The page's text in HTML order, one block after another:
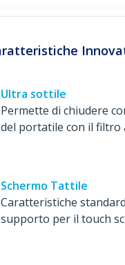
Ultra sottile
Permette di chiudere
del portatile con il filtro
Schermo Tattile
Caratteristiche
supporto per il touch